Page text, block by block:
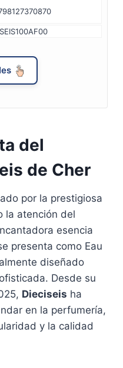
del
de Cher
por la prestigiosa
la atención del
esencia
presenta como Eau
diseñado
Desde su
Dieciseis ha
en la perfumería,
y la calidad